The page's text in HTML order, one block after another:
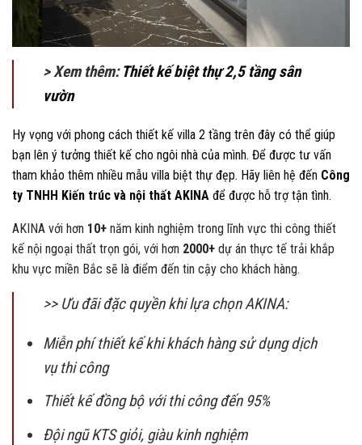
> Xem thêm:Thiết kế biệt thự 2,5 tầng sân
vườn
Hy vọng với phong cách thiết kế villa 2 tầng trên đây có thể giúp
bạn lên ý tưởng thiết kế cho ngôi nhà của mình. Để được tư vấn
tham khảo thêm nhiều mẫu villa biệt thự đẹp. Hãy liên hệ đến Công
ty TNHH Kiến trúc và nội thất AKINA để được hỗ trợ tận tình.
AKINA với hơn 10+ năm kinh nghiệm trong lĩnh vực thi công thiết
kế nội ngoại thất trọn gói, với hơn 2000+ dự án thực tế trải khắp
khu vực miền Bắc sẽ là điểm đến tin cậy cho khách hàng.
>> Ưu đãi đặc quyền khi lựa chọn AKINA:
Miễn phí thiết kế khi khách hàng sử dụng dịch
vụ thi công
Thiết kế đồng bộ với thi công đến 95%
Đội ngũ KTS giỏi, giàu kinh nghiệm